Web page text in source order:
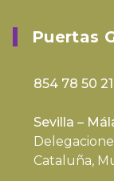
Puertas
854 78 50 21
Sevilla –
Cataluña,